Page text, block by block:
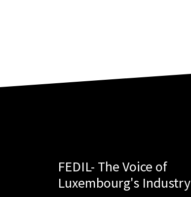
FEDIL- The Voice of
Luxembourg's Industry